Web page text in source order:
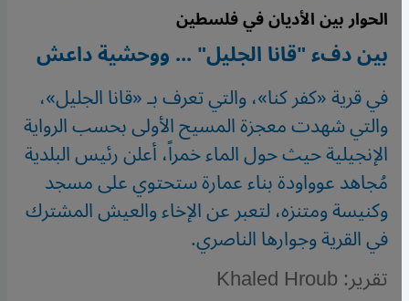
الحوار بين الأديان في فلسطين
بين دفء "قانا الجليل" ... ووحشية داعش
في قرية «كفر كنا»، والتي تعرف بـ «قانا الجليل»،
والتي شهدت معجزة المسيح الأولى بحسب الرواية
الإنجيلية حيث حول الماء خمراً، أعلن رئيس البلدية
مُجاهد عوواودة بناء عمارة ستحتوي على مسجد
وكنيسة ومتنزه، لتعبر عن الإخاء والعيش المشترك
في القرية وجوارها الناصري.
تقرير: Khaled Hroub